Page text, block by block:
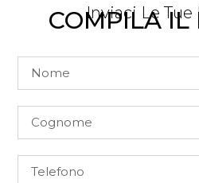
Inviaci Le Tue
COMPILA IL